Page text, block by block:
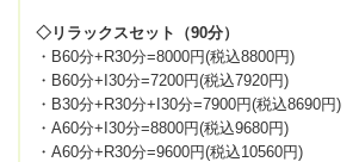
◇リラックスセット（90分）
・B60分+R30分=8000円(税込8800円)
・B60分+I30分=7200円(税込7920円)
・B30分+R30分+I30分=7900円(税込8690円)
・A60分+I30分=8800円(税込9680円)
・A60分+R30分=9600円(税込10560円)